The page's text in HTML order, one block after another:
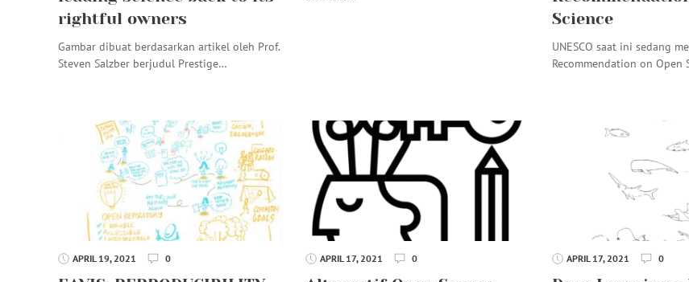
rightful owners
Gambar dibuat berdasarkan artikel oleh Prof.
Steven Salzber berjudul Prestige…
Science
UNESCO saat ini sedang
Recommendation on Open
APRIL 19, 2021 0 APRIL 17, 2021 0 APRIL 17, 2021 0